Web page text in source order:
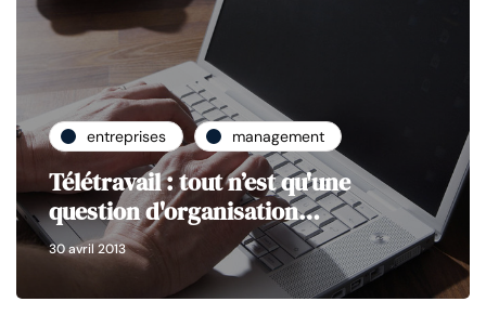
entreprises management
Télétravail : tout n’est qu'une
question d'organisation…
30 avril 2013